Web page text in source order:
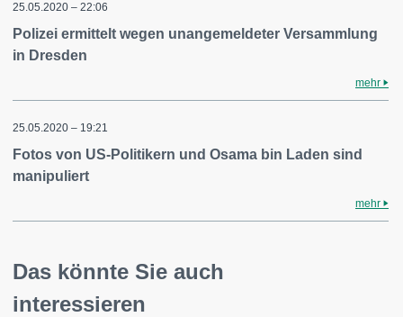
25.05.2020 – 22:06
Polizei ermittelt wegen unangemeldeter Versammlung
in Dresden
mehr
25.05.2020 – 19:21
Fotos von US-Politikern und Osama bin Laden sind
manipuliert
mehr
Das könnte Sie auch
interessieren